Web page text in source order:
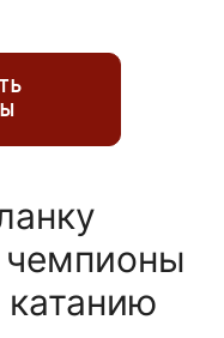
чемпионы